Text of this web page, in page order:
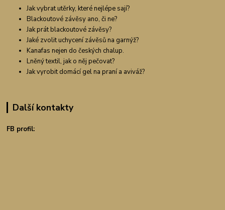
Jak vybrat utěrky, které nejlépe sají?
Blackoutové závěsy ano, či ne?
Jak prát blackoutové závěsy?
Jaké zvolit uchycení závěsů na garnýž?
Kanafas nejen do českých chalup.
Lněný textil, jak o něj pečovat?
Jak vyrobit domácí gel na praní a aviváž?
Další kontakty
FB profil: